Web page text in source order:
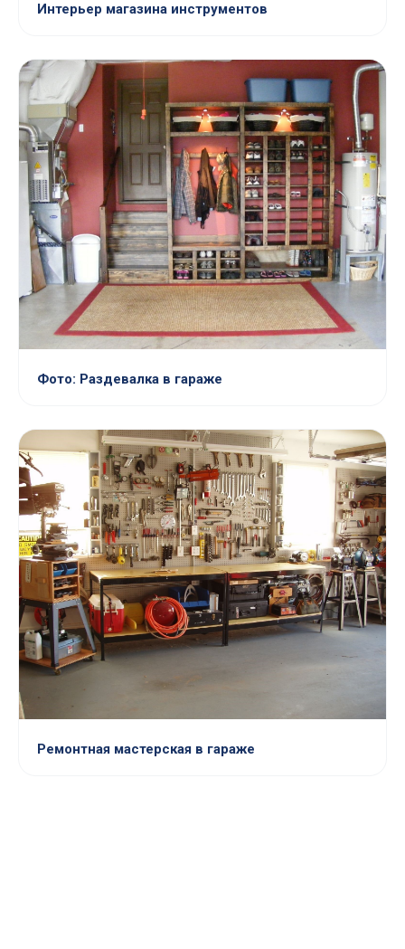
Интерьер магазина инструментов
Фото: Раздевалка в гараже
Ремонтная мастерская в гараже